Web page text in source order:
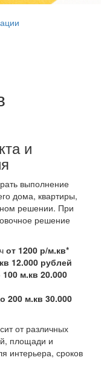
и
выполнение
дома, квартиры,
решении. При
решение
от 1200 р/м.кв*
12.000 рублей
м.кв 20.000
200 м.кв 30.000
от различных
площади и
интерьера, сроков